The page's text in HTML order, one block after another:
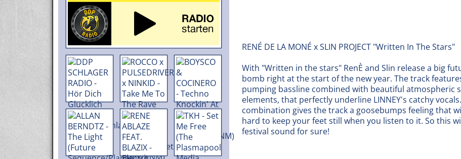
RENÉ DE LA MONÉ x SLIN PROJECT "Written In The Stars"
With "Written in the stars" RenÈ and Slin release a big
bomb right at the start of the new year. The track
pumping bassline combined with beautiful atmospheric
elements, that perfectly underline LINNEY's catchy
combination gives the track a goosebumps feeling that
hard to keep your feet still when you listen to it. So this
festival sound for sure!